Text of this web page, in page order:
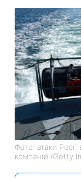
Фото: атаки
компаній (Getty